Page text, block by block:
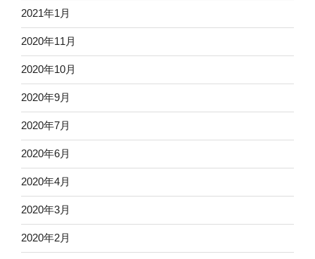
2021年1月
2020年11月
2020年10月
2020年9月
2020年7月
2020年6月
2020年4月
2020年3月
2020年2月